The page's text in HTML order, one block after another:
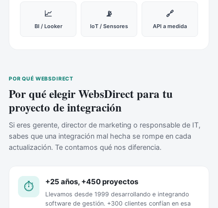
📈
BI / Looker
📡
IoT / Sensores
🔗
API a medida
POR QUÉ WEBSDIRECT
Por qué elegir WebsDirect para tu
proyecto de integración
Si eres gerente, director de marketing o responsable de IT,
sabes que una integración mal hecha se rompe en cada
actualización. Te contamos qué nos diferencia.
⏱️ +25 años, +450 proyectos
Llevamos desde 1999 desarrollando e integrando
software de gestión. +300 clientes confían en esa